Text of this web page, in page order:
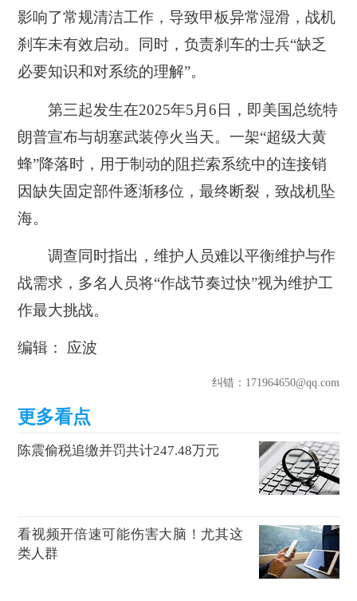
影响了常规清洁工作，导致甲板异常湿滑，战机
刹车未有效启动。同时，负责刹车的士兵“缺乏
必要知识和对系统的理解”。
第三起发生在2025年5月6日，即美国总统特
朗普宣布与胡塞武装停火当天。一架“超级大黄
蜂”降落时，用于制动的阻拦索系统中的连接销
因缺失固定部件逐渐移位，最终断裂，致战机坠
海。
调查同时指出，维护人员难以平衡维护与作
战需求，多名人员将“作战节奏过快”视为维护工
作最大挑战。
编辑： 应波
纠错：171964650@qq.com
陈震偷税追缴并罚共计247.48万元
看视频开倍速可能伤害大脑！尤其这
类人群